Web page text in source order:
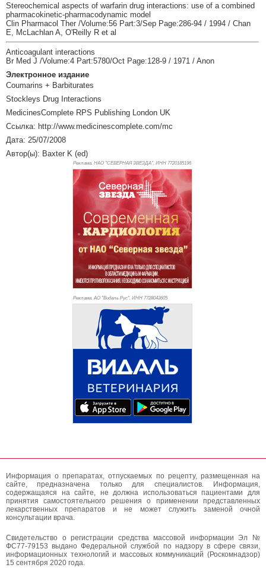
Stereochemical aspects of warfarin drug interactions: use of a combined
pharmacokinetic-pharmacodynamic model
Clin Pharmacol Ther /Volume:56 Part:3/Sep Page:286-94 / 1994 / Chan
E, McLachlan A, O'Reilly R et al
Anticoagulant interactions
Br Med J /Volume:4 Part:5780/Oct Page:128-9 / 1971 / Anon
Электронное издание
Coumarins + Barbiturates
Stockleys Drug Interactions
MedicinesComplete RPS Publishing London UK
Ссылка: http://www.medicinescomplete.com/mc
Дата: 25/07/2008
Автор(ы): Baxter K (ed)
Реклама. НАО "СЕВЕРНАЯ ЗВЕЗДА", ИНН 7720185196
Реклама. АО "Видаль Рус", ИНН 7728043605
Информация о препаратах, отпускаемых по рецепту, размещенная на
сайте, предназначена только для специалистов. Информация,
содержащаяся на сайте, не должна использоваться пациентами для
принятия самостоятельного решения о применении представленных
лекарственных препаратов и не может служить заменой очной
консультации врача.
Свидетельство о регистрации средства массовой информации Эл №
ФС77-79153 выдано Федеральной службой по надзору в сфере связи,
информационных технологий и массовых коммуникаций (Роскомнадзор)
15 сентября 2020 года.